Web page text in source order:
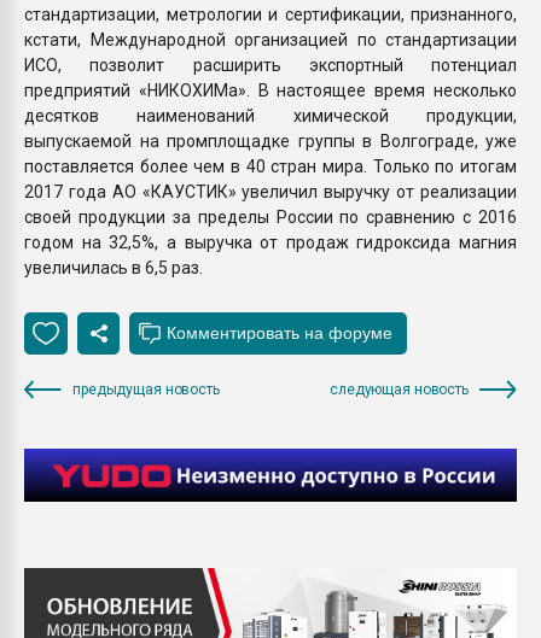
стандартизации, метрологии и сертификации, признанного,
кстати, Международной организацией по стандартизации
ИСО, позволит расширить экспортный потенциал
предприятий «НИКОХИМа». В настоящее время несколько
десятков наименований химической продукции,
выпускаемой на промплощадке группы в Волгограде, уже
поставляется более чем в 40 стран мира. Только по итогам
2017 года АО «КАУСТИК» увеличил выручку от реализации
своей продукции за пределы России по сравнению с 2016
годом на 32,5%, а выручка от продаж гидроксида магния
увеличилась в 6,5 раз.
предыдущая новость следующая новость